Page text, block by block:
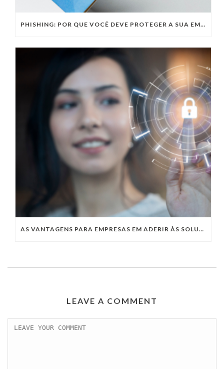
PHISHING: POR QUE VOCÊ DEVE PROTEGER A SUA EMPRESA DESTE TIPO DE CIBERATAQUE
AS VANTAGENS PARA EMPRESAS EM ADERIR ÀS SOLUÇÕES COM CLOUD SECURITY
LEAVE A COMMENT